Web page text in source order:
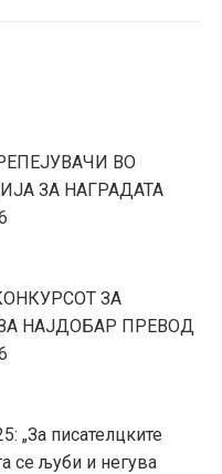
ВО
ЗА НАГРАДАТА
ЗА
НАЈДОБАР ПРЕВОД
„За писателцките
се љуби и негува